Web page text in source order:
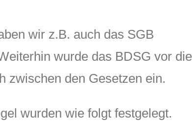
wir z.B. auch das SGB
wurde das BDSG vor die
zwischen den Gesetzen ein.
wurden wie folgt festgelegt.